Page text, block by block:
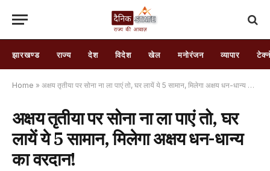
झारखण्ड राज्य देश विदेश खेल मनोरंजन व्यापार
Home » अक्षय तृतीया पर सोना ना ला पाएं तो, घर लायें ये 5 सामान, मिलेगा अक्षय धन-धान्य का वरदान!
अक्षय तृतीया पर सोना ना ला पाएं तो, घर
लायें ये 5 सामान, मिलेगा अक्षय धन-धान्य
का वरदान!